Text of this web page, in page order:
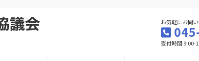
お気軽にお問
受付時間 9:00-